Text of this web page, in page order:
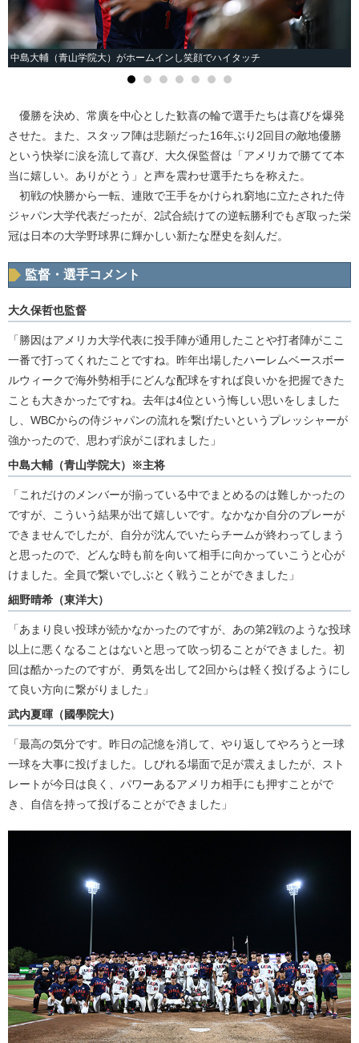
中島大輔（青山学院大）がホームインし笑顔でハイタッチ
優勝を決め、常廣を中心とした歓喜の輪で選手たちは喜びを爆発
させた。また、スタッフ陣は悲願だった16年ぶり2回目の敵地優勝
という快挙に涙を流して喜び、大久保監督は「アメリカで勝てて本
当に嬉しい。ありがとう」と声を震わせ選手たちを称えた。
初戦の快勝から一転、連敗で王手をかけられ窮地に立たされた侍
ジャパン大学代表だったが、2試合続けての逆転勝利でもぎ取った栄
冠は日本の大学野球界に輝かしい新たな歴史を刻んだ。
監督・選手コメント
大久保哲也監督
「勝因はアメリカ大学代表に投手陣が通用したことや打者陣がここ
一番で打ってくれたことですね。昨年出場したハーレムベースボー
ルウィークで海外勢相手にどんな配球をすれば良いかを把握できた
ことも大きかったですね。去年は4位という悔しい思いをしました
し、WBCからの侍ジャパンの流れを繋げたいというプレッシャーが
強かったので、思わず涙がこぼれました」
中島大輔（青山学院大）※主将
「これだけのメンバーが揃っている中でまとめるのは難しかったの
ですが、こういう結果が出て嬉しいです。なかなか自分のプレーが
できませんでしたが、自分が沈んでいたらチームが終わってしまう
と思ったので、どんな時も前を向いて相手に向かっていこうと心が
けました。全員で繋いでしぶとく戦うことができました」
細野晴希（東洋大）
「あまり良い投球が続かなかったのですが、あの第2戦のような投球
以上に悪くなることはないと思って吹っ切ることができました。初
回は酷かったのですが、勇気を出して2回からは軽く投げるようにし
て良い方向に繋がりました」
武内夏暉（國學院大）
「最高の気分です。昨日の記憶を消して、やり返してやろうと一球
一球を大事に投げました。しびれる場面で足が震えましたが、スト
レートが今日は良く、パワーあるアメリカ相手にも押すことがで
き、自信を持って投げることができました」